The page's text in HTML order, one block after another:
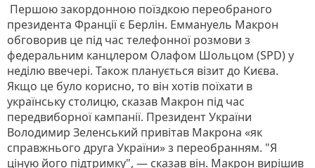
Першою закордонною поїздкою переобраного
президента Франції є Берлін. Еммануель Макрон
обговорив це під час телефонної розмови з
федеральним канцлером Олафом Шольцом (SPD) у
неділю ввечері. Також планується візит до Києва.
Якщо це було корисно, то він хотів поїхати в
українську столицю, сказав Макрон під час
передвиборної кампанії. Президент України
Володимир Зеленський привітав Макрона «як
справжнього друга України» з переобранням. "Я
ціную його підтримку", — сказав він. Макрон вирішив